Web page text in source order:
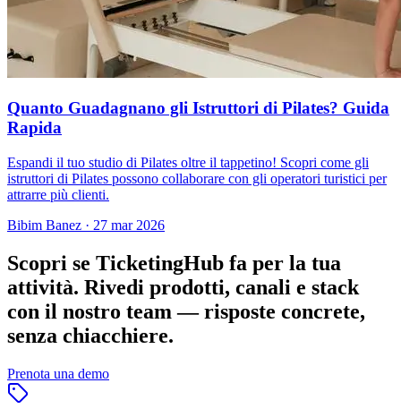
Quanto Guadagnano gli Istruttori di Pilates? Guida
Rapida
Espandi il tuo studio di Pilates oltre il tappetino! Scopri come gli
istruttori di Pilates possono collaborare con gli operatori turistici per
attrarre più clienti.
Bibim Banez · 27 mar 2026
Scopri se TicketingHub fa per la tua
attività. Rivedi prodotti, canali e stack
con il nostro team — risposte concrete,
senza chiacchiere.
Prenota una demo